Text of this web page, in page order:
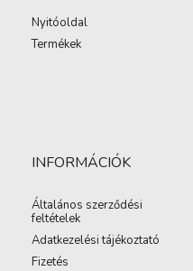
Nyitóoldal
Termékek
INFORMÁCIÓK
Általános szerződési
feltételek
Adatkezelési tájékoztató
Fizetés